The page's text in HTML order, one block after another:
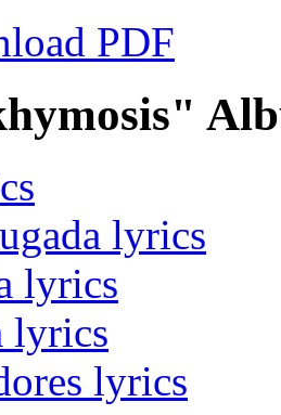
PDF
lyrics
lyrics
lyrics
lyrics